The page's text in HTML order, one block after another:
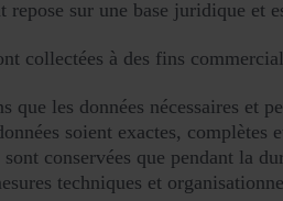
repose sur une base juridique
collectées à des fins
que les données nécessaires et
soient exactes,
conservées que pendant la
techniques et